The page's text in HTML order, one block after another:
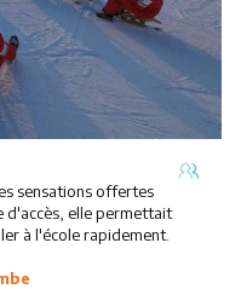
sensations offertes
d'accès, elle permettait
à l'école rapidement.